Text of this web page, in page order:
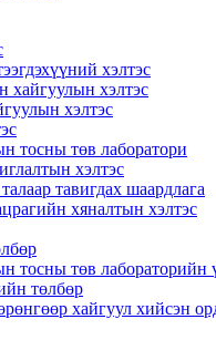
хэлтэс
хэлтэс
хэлтэс
тосны төв лаборатори
хэлтэс
тавигдах шаардлага
хяналтын хэлтэс
тосны төв лабораторийн
төлбөр
хайгуул хийсэн